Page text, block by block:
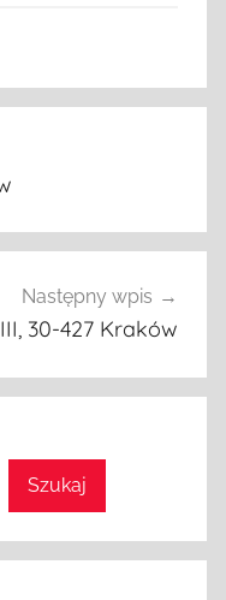
Następny wpis
30-427 Kraków
Szukaj